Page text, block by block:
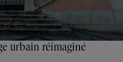
urbain réimaginé